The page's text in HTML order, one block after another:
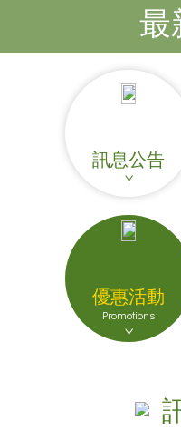
最
訊息公告
優惠活動
Promotions